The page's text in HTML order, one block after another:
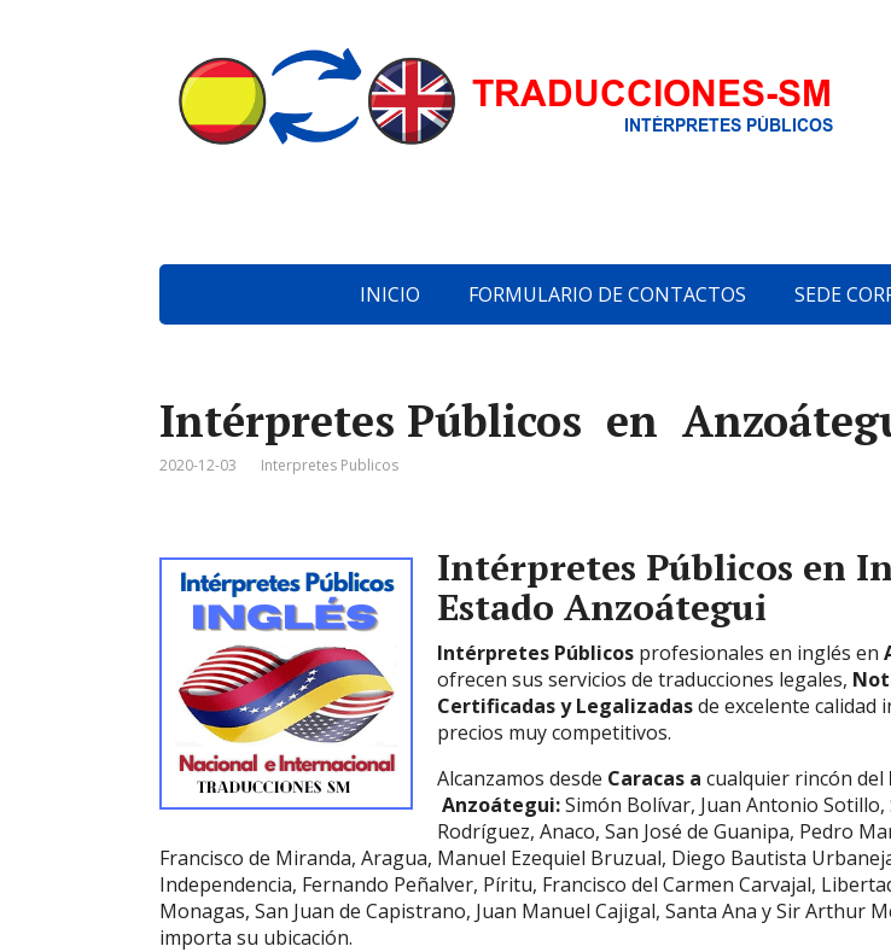
INICIO FORMULARIO DE CONTACTOS SEDE
Intérpretes Públicos en
2020-12-03 Interpretes Publicos
Intérpretes Públicos en
Estado Anzoátegui
Intérpretes Públicos profesionales en inglés en
ofrecen sus servicios de traducciones legales,
Certificadas y Legalizadasde excelente calidad
precios muy competitivos.
Alcanzamos desde Caracas a cualquier rincón del
Anzoátegui:Simón Bolívar, Juan Antonio Sotillo,
Rodríguez, Anaco, San José de Guanipa, Pedro
Francisco de Miranda, Aragua, Manuel Ezequiel Bruzual, Diego Bautista
Independencia, Fernando Peñalver, Píritu, Francisco del Carmen Carvajal,
Monagas, San Juan de Capistrano, Juan Manuel Cajigal, Santa Ana y Sir Arthur
importa su ubicación.